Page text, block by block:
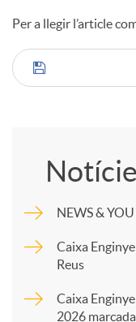
Per a llegir l’article
C
p
a
NEWS &
Caixa
Reus
Caixa
2026